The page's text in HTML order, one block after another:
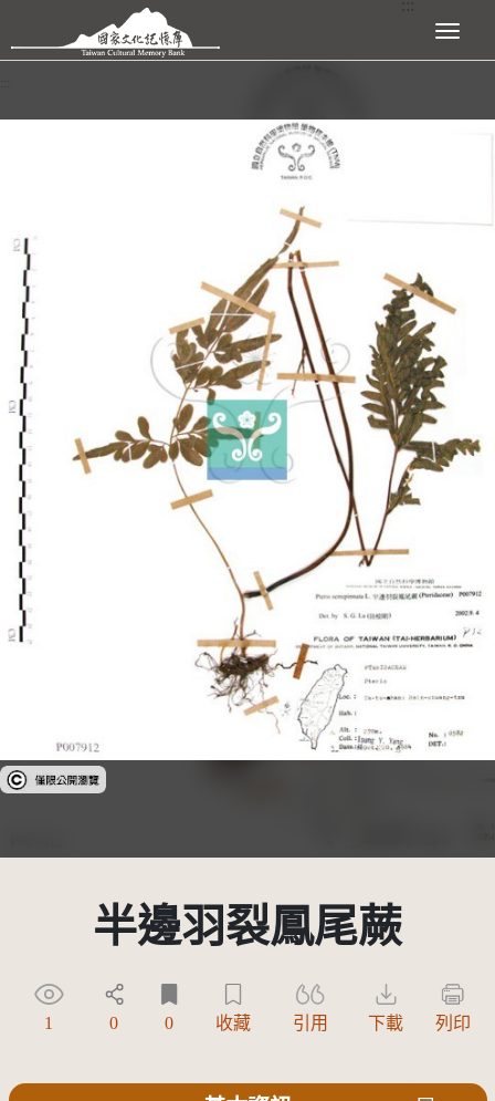
跳到主要內容區塊 展開選單
受著作權法保護-僅限於本平台有限度公開瀏覽
半邊羽裂鳳尾蕨
1 0 0 收藏 引用 下載 列印